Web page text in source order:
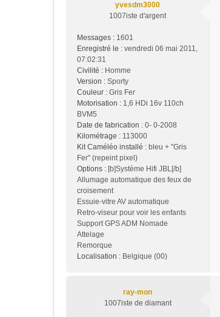
yvesdm3000
1007iste d'argent
Messages : 1601
Enregistré le : vendredi 06 mai 2011,
07:02:31
Civilité : Homme
Version : Sporty
Couleur : Gris Fer
Motorisation : 1,6 HDi 16v 110ch
BVM5
Date de fabrication : 0- 0-2008
Kilométrage : 113000
Kit Caméléo installé : bleu + "Gris
Fer" (repeint pixel)
Options : [b]Système Hifi JBL[/b]
Allumage automatique des feux de
croisement
Essuie-vitre AV automatique
Retro-viseur pour voir les enfants
Support GPS ADM Nomade
Attelage
Remorque
Localisation : Belgique (00)
ray-mon
1007iste de diamant